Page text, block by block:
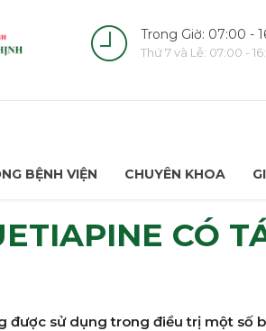
Trong Giờ: 07:00 -
Thứ 7 và Lễ: 07:00 -
BỆNH VIỆN CHUYÊN KHOA
CÓ
được sử dụng trong điều trị một số